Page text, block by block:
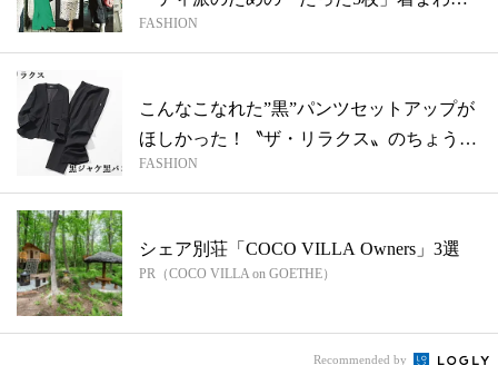
8D...
FASHION
こんなこなれた”黒”パンツセットアップが
ほしかった！〝ザ・リラクス〟のちょうど
い...
FASHION
シェア別荘「COCO VILLA Owners」3選
PR（COCO VILLA on GOETHE）
Recommended by